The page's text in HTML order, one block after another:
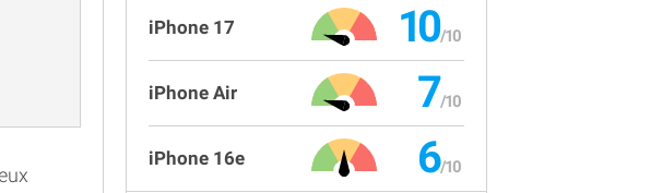
iPhone 17 10
iPhone Air 7
iPhone 16e 6